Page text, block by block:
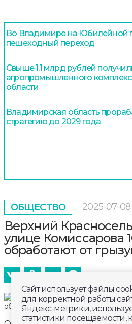
Во Владимире на Юбилейной
пешеходный переход
Свыше 1,1 млрд рублей
агропромышленного
области
Владимирская область
стратегию до 2029 года
ОБЩЕСТВО 2025-07-08
Верхний
улице Комиссарова
обработают от
Сайт использует файлы
для корректной работы
Яндекс-метрики,
статистики посещаемости,